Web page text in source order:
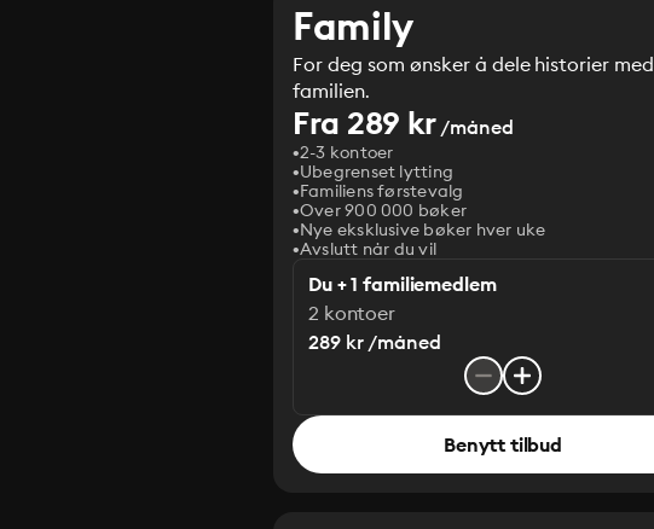
Family
For deg som ønsker å dele historier med
familien.
Fra 289 kr/måned
2-3 kontoer
Ubegrenset lytting
Familiens førstevalg
Over 900 000 bøker
Nye eksklusive bøker hver uke
Avslutt når du vil
Du + 1 familiemedlem
2 kontoer
289 kr /måned
Benytt tilbud